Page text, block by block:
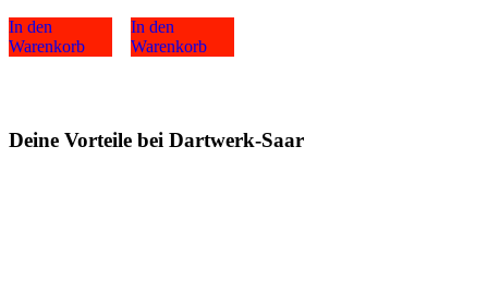
In den
Warenkorb
In den
Warenkorb
Deine Vorteile bei Dartwerk-Saar